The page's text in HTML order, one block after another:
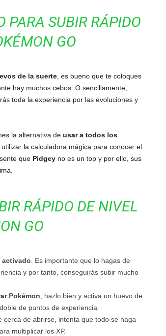
PARA SUBIR RÁPIDO
GO
de la suerte, es bueno que te coloques
hay muchos cebos. O sencillamente,
toda la experiencia por las evoluciones y
la alternativa deusar a todos los
la calculadora mágica para conocer el
que Pidgeyno es un top y por ello, sus
RÁPIDO DE NIVEL
GO
activado. Es importante que lo hagas de
y por tanto, conseguirás subir mucho
Pokémon, hazlo bien y activa un huevo de
de puntos de experiencia.
de abrirse, intenta que todo se haga
multiplicar los XP.